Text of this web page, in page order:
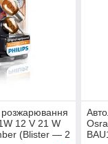
12 V 21 W
(Blister — 2